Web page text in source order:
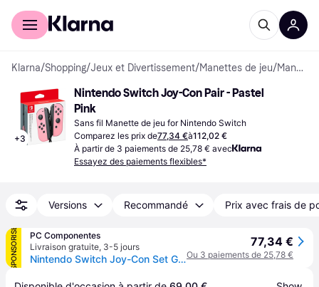
Acheter avec Klarna
Klarna/Shopping/Jeux et Divertissement/Manettes de jeu/ Manettes de jeu
+3
Nintendo Switch Joy-Con Pair - Pastel
Pink
Sans fil Manette de jeu for Nintendo Switch
Comparez les prix de77,34 €à112,02 €
À partir de 3 paiements de 25,78 € avec
Essayez des paiements flexibles*
Versions Recommandé Prix avec frais de
SPONSORISÉ
PC Componentes
Livraison gratuite, 3-5 jours
Nintendo Switch Joy-Con Set Gauche/Droite Rose
77,34 €
Ou 3 paiements de 25,78 €